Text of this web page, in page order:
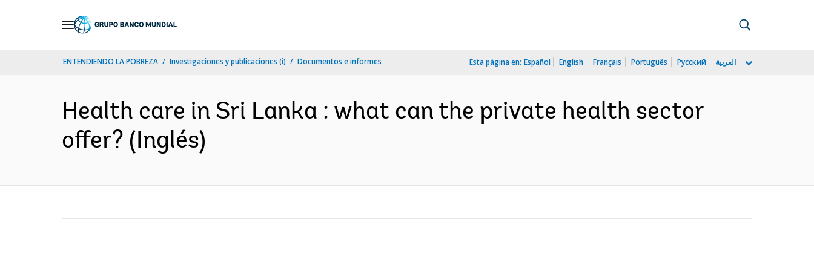
ENTENDIENDO LA POBREZA Investigaciones y publicaciones (i) Documentos e informes Esta página en: Español English Français Português Русский العربية
Health care in Sri Lanka : what can the private health sector
offer? (Inglés)